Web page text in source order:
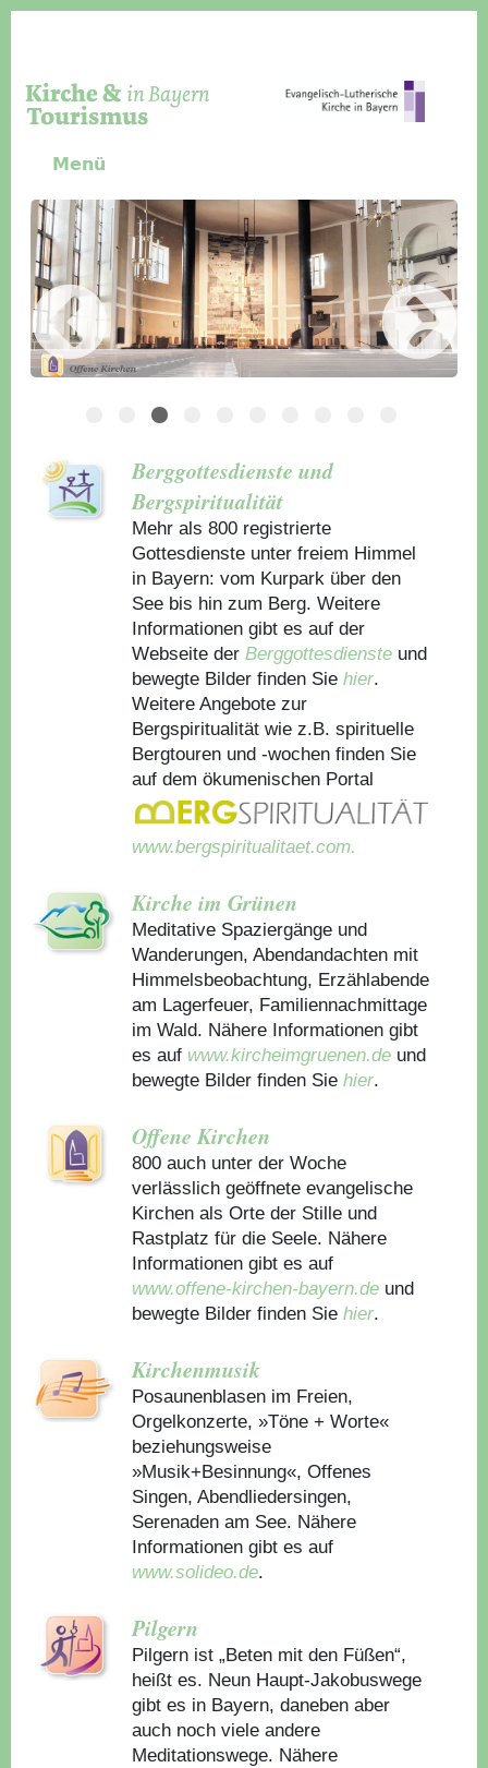
Menü
Slider Icon
Bild
Häuser für Gruppen
Berggottesdienste und
Bergspiritualität
Mehr als 800 registrierte
Gottesdienste unter freiem Himmel
in Bayern: vom Kurpark über den
See bis hin zum Berg. Weitere
Informationen gibt es auf der
Webseite derBerggottesdienste und
bewegte Bilder finden Sie hier.
Weitere Angebote zur
Bergspiritualität wie z.B. spirituelle
Bergtouren und -wochen finden Sie
auf dem ökumenischen Portal
www.bergspiritualitaet.com.
Kirche im Grünen
Meditative Spaziergänge und
Wanderungen, Abendandachten mit
Himmelsbeobachtung, Erzählabende
am Lagerfeuer, Familiennachmittage
im Wald. Nähere Informationen gibt
es auf www.kircheimgruenen.de und
bewegte Bilder finden Sie hier.
Offene Kirchen
800 auch unter der Woche
verlässlich geöffnete evangelische
Kirchen als Orte der Stille und
Rastplatz für die Seele. Nähere
Informationen gibt es auf
www.offene-kirchen-bayern.de und
bewegte Bilder finden Sie hier.
Kirchenmusik
Posaunenblasen im Freien,
Orgelkonzerte, »Töne + Worte«
beziehungsweise
»Musik+Besinnung«, Offenes
Singen, Abendliedersingen,
Serenaden am See. Nähere
Informationen gibt es auf
www.solideo.de.
Pilgern
Pilgern ist „Beten mit den Füßen“,
heißt es. Neun Haupt-Jakobuswege
gibt es in Bayern, daneben aber
auch noch viele andere
Meditationswege. Nähere